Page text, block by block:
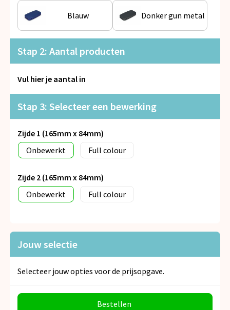
Snoepgoed
Spellen voor binnen en buiten
Veiligheid, Auto en Fiets
Vrije tijd en Strand
Anti-stress
Blauw Donker gun metal
Stap 2: Aantal producten
Vul hier je aantal in
Stap 3: Selecteer een bewerking
Zijde 1 (165mm x 84mm)
Onbewerkt
Full colour
Zijde 2 (165mm x 84mm)
Onbewerkt
Full colour
Jouw selectie
Selecteer jouw opties voor de prijsopgave.
Bestellen